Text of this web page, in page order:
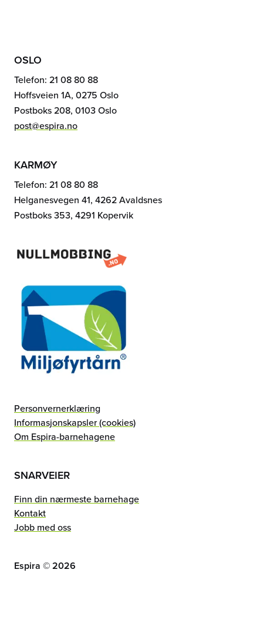
OSLO
Telefon: 21 08 80 88
Hoffsveien 1A, 0275 Oslo
Postboks 208, 0103 Oslo
post@espira.no
KARMØY
Telefon: 21 08 80 88
Helganesvegen 41, 4262 Avaldsnes
Postboks 353, 4291 Kopervik
Personvernerklæring
Informasjonskapsler (cookies)
Om Espira-barnehagene
SNARVEIER
Finn din nærmeste barnehage
Kontakt
Jobb med oss
Espira ©2026